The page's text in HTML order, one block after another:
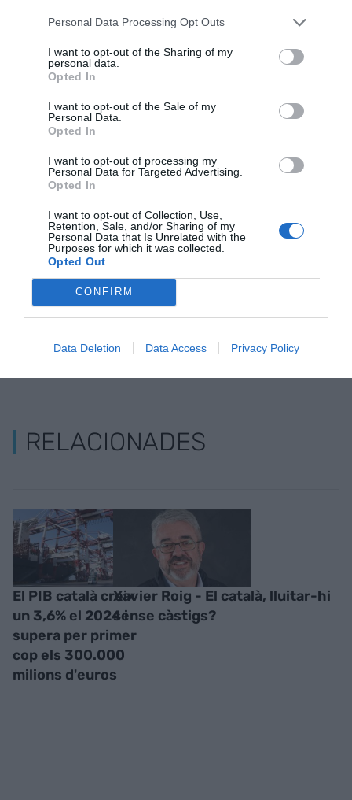
Personal Data Processing Opt Outs
I want to opt-out of the Sharing of my
personal data.
Opted In
I want to opt-out of the Sale of my
Personal Data.
Opted In
I want to opt-out of processing my
Personal Data for Targeted Advertising.
Opted In
I want to opt-out of Collection, Use,
Retention, Sale, and/or Sharing of my
Personal Data that Is Unrelated with the
Purposes for which it was collected.
Opted Out
CONFIRM
Data Deletion Data Access Privacy Policy
clarament associats a una major capacitat
positivament en diferents aspectes de la vida”. Si
en voleu més proves, podeu assistir al Seminari
Economia de la llengua i política
” que sobre
aquesta matèria ha programat a la Facultat
de maig.
AfegirVIA Empresacom a font preferida de
Google de forma gratuïta
Estigues informat amb les últimes notícies d'actualitat
ACTIVAR ARA
RELACIONADES
El PIB català creix
un 3,6% el 2024 i
supera per primer
cop els 300.000
milions d'euros
Xavier Roig - El català, lluitar-hi
sense càstigs?